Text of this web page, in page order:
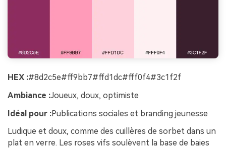
HEX :#8d2c5e#ff9bb7#ffd1dc#fff0f4#3c1f2f
Ambiance :Joueux, doux, optimiste
Idéal pour :Publications sociales et branding jeunesse
Ludique et doux, comme des cuillères de sorbet dans un
plat en verre. Les roses vifs soulèvent la base de baies